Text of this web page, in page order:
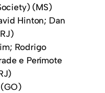
(MS)
Hinton; Dan
Rodrigo
e Perímote